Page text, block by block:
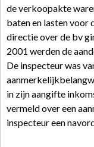
de verkoopakte
baten en lasten voor
directie over de bv
2001 werden de
De inspecteur was
in zijn aangifte
vermeld over een
inspecteur een